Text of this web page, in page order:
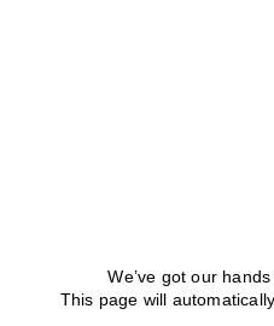
We’ve got our
This page will